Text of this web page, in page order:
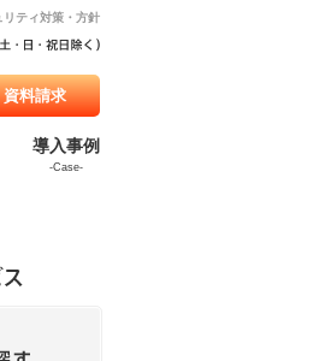
リティ対策・方針
導入事例
-Case-
料請求